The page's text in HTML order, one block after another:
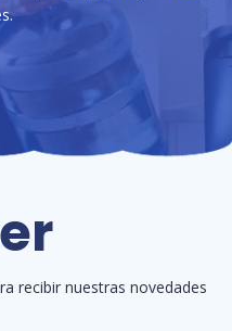
recibir nuestras novedades